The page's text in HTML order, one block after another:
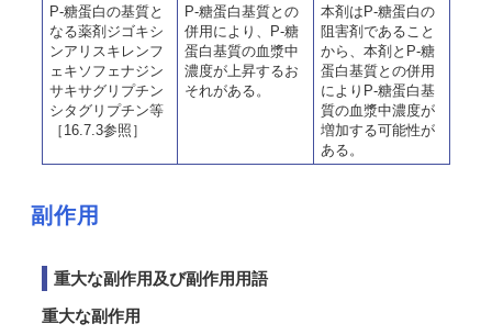
P-糖蛋白の基質と
なる薬剤ジゴキシ
ンアリスキレンフ
ェキソフェナジン
サキサグリプチン
シタグリプチン等
［16.7.3参照］
P-糖蛋白基質との
併用により、P-糖
蛋白基質の血漿中
濃度が上昇するお
それがある。
本剤はP-糖蛋白の
阻害剤であること
から、本剤とP-糖
蛋白基質との併用
によりP-糖蛋白基
質の血漿中濃度が
増加する可能性が
ある。
副作用
重大な副作用及び副作用用語
重大な副作用